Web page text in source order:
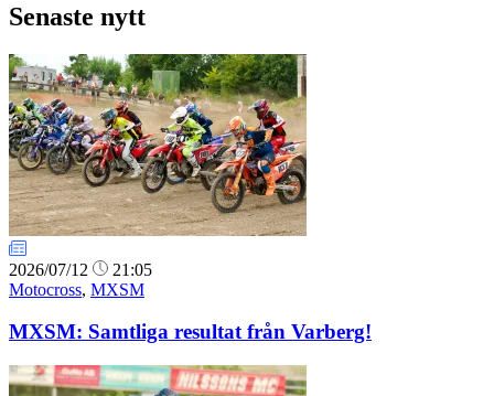
Senaste nytt
2026/07/12
21:05
Motocross, MXSM
MXSM: Samtliga resultat från Varberg!